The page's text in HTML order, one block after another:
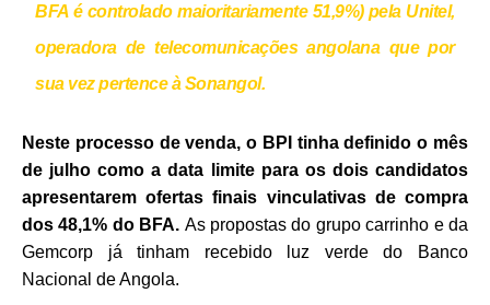
BFA é controlado maioritariamente 51,9%) pela Unitel,
operadora de telecomunicações angolana que por
sua vez pertence à Sonangol.
Neste processo de venda, o BPI tinha definido o mês
de julho como a data limite para os dois candidatos
apresentarem ofertas finais vinculativas de compra
dos 48,1% do BFA. As propostas do grupo carrinho e da
Gemcorp já tinham recebido luz verde do Banco
Nacional de Angola.